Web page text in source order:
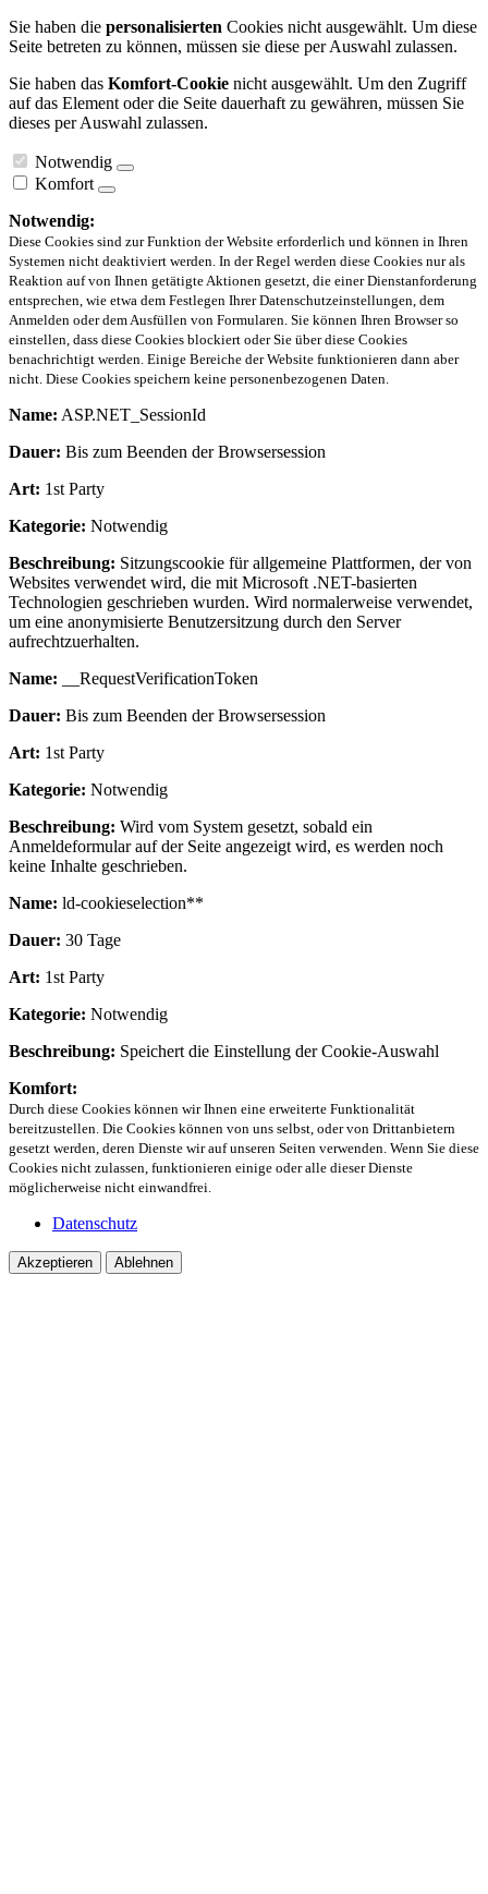
Sie haben die personalisierten Cookies nicht ausgewählt. Um diese
Seite betreten zu können, müssen sie diese per Auswahl zulassen.
Sie haben das Komfort-Cookie nicht ausgewählt. Um den Zugriff
auf das Element oder die Seite dauerhaft zu gewähren, müssen Sie
dieses per Auswahl zulassen.
Notwendig
Komfort
Notwendig:
Diese Cookies sind zur Funktion der Website erforderlich und können in Ihren
Systemen nicht deaktiviert werden. In der Regel werden diese Cookies nur als
Reaktion auf von Ihnen getätigte Aktionen gesetzt, die einer Dienstanforderung
entsprechen, wie etwa dem Festlegen Ihrer Datenschutzeinstellungen, dem
Anmelden oder dem Ausfüllen von Formularen. Sie können Ihren Browser so
einstellen, dass diese Cookies blockiert oder Sie über diese Cookies
benachrichtigt werden. Einige Bereiche der Website funktionieren dann aber
nicht. Diese Cookies speichern keine personenbezogenen Daten.
Name: ASP.NET_SessionId
Dauer: Bis zum Beenden der Browsersession
Art: 1st Party
Kategorie: Notwendig
Beschreibung: Sitzungscookie für allgemeine Plattformen, der von
Websites verwendet wird, die mit Microsoft .NET-basierten
Technologien geschrieben wurden. Wird normalerweise verwendet,
um eine anonymisierte Benutzersitzung durch den Server
aufrechtzuerhalten.
Name: __RequestVerificationToken
Dauer: Bis zum Beenden der Browsersession
Art: 1st Party
Kategorie: Notwendig
Beschreibung: Wird vom System gesetzt, sobald ein
Anmeldeformular auf der Seite angezeigt wird, es werden noch
keine Inhalte geschrieben.
Name: ld-cookieselection**
Dauer: 30 Tage
Art: 1st Party
Kategorie: Notwendig
Beschreibung: Speichert die Einstellung der Cookie-Auswahl
Komfort:
Durch diese Cookies können wir Ihnen eine erweiterte Funktionalität
bereitzustellen. Die Cookies können von uns selbst, oder von Drittanbietern
gesetzt werden, deren Dienste wir auf unseren Seiten verwenden. Wenn Sie diese
Cookies nicht zulassen, funktionieren einige oder alle dieser Dienste
möglicherweise nicht einwandfrei.
Datenschutz
Akzeptieren Ablehnen